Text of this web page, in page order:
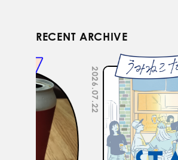
RECENT ARCHIVE
2026.07.22